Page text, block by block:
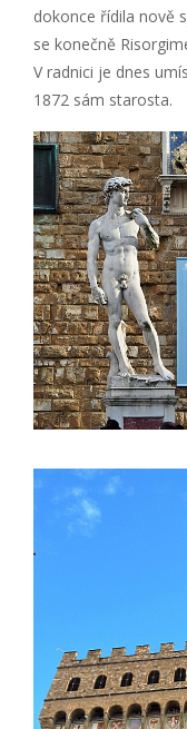
dokonce řídila nově
se konečně
V radnici je dnes
1872 sám starosta.